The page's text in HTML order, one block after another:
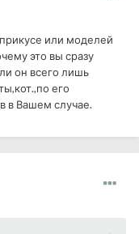
или моделей
это вы сразу
он всего лишь
его
в Вашем случае.